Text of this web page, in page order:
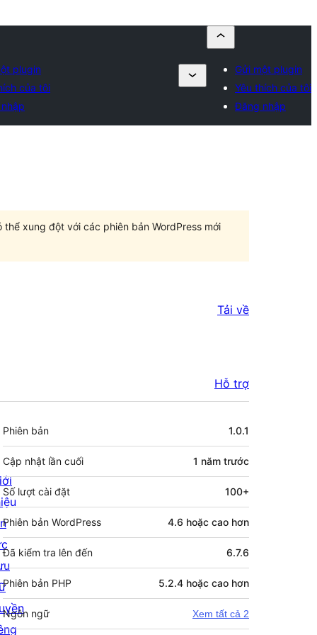
plugin
của tôi
Gửi một plugin
Yêu thích của tôi
Đăng nhập
xung đột với các phiên bản WordPress mới
Tải về
Hỗ trợ
Meta
Phiên bản 1.0.1
Cập nhật lần cuối 1 năm trước
Số lượt cài đặt 100+
Phiên bản WordPress 4.6 hoặc cao hơn
Đã kiểm tra lên đến 6.7.6
Phiên bản PHP 5.2.4 hoặc cao hơn
Ngôn ngữ Xem tất cả 2